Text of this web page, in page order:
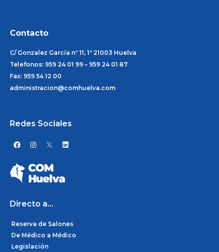
Contacto
C/ Gonzalez García nº 11, 1º 21003 Huelva
Telefonos: 959 24 01 99 – 959 24 01 87
Fax: 959 54 12 00
administracion@comhuelva.com
Redes Sociales
F
a
e
b
o
o
I
n
a
g
r
L
i
i
Directo a...
Reserva de Salones
De Médico a Médico
Legislación